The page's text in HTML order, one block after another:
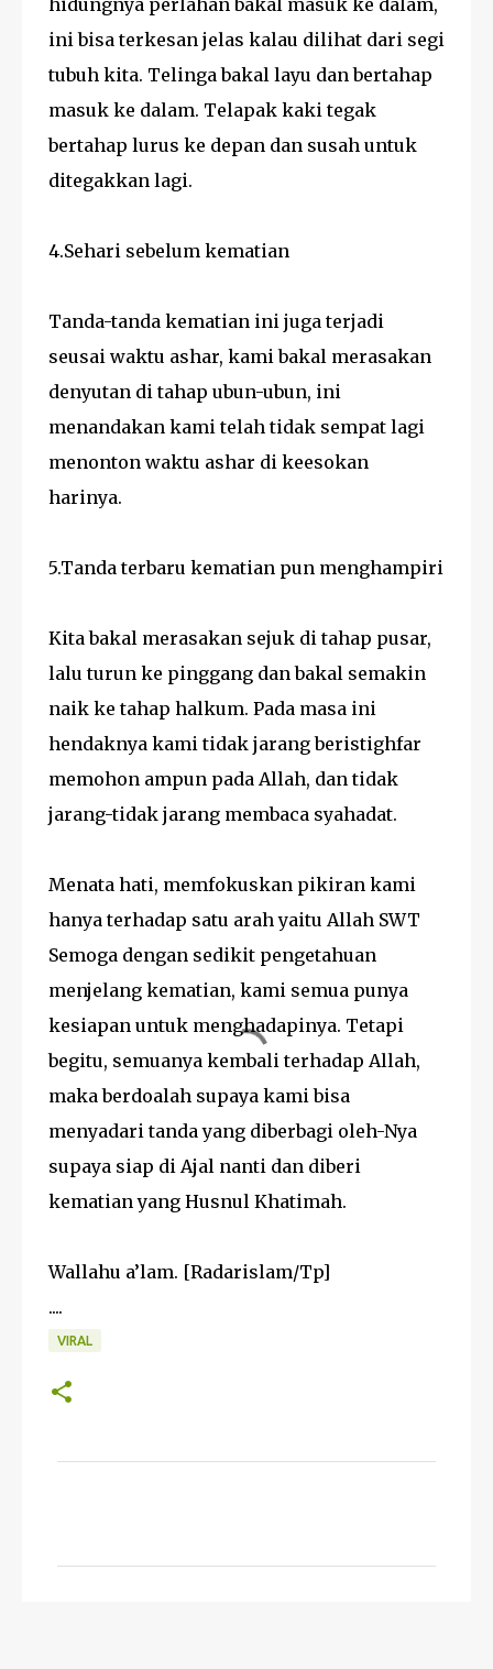
hidungnya perlahan bakal masuk ke dalam,
ini bisa terkesan jelas kalau dilihat dari segi
tubuh kita. Telinga bakal layu dan bertahap
masuk ke dalam. Telapak kaki tegak
bertahap lurus ke depan dan susah untuk
ditegakkan lagi.
4.Sehari sebelum kematian
Tanda-tanda kematian ini juga terjadi
seusai waktu ashar, kami bakal merasakan
denyutan di tahap ubun-ubun, ini
menandakan kami telah tidak sempat lagi
menonton waktu ashar di keesokan
harinya.
5.Tanda terbaru kematian pun menghampiri
Kita bakal merasakan sejuk di tahap pusar,
lalu turun ke pinggang dan bakal semakin
naik ke tahap halkum. Pada masa ini
hendaknya kami tidak jarang beristighfar
memohon ampun pada Allah, dan tidak
jarang-tidak jarang membaca syahadat.
Menata hati, memfokuskan pikiran kami
hanya terhadap satu arah yaitu Allah SWT
Semoga dengan sedikit pengetahuan
menjelang kematian, kami semua punya
kesiapan untuk menghadapinya. Tetapi
begitu, semuanya kembali terhadap Allah,
maka berdoalah supaya kami bisa
menyadari tanda yang diberbagi oleh-Nya
supaya siap di Ajal nanti dan diberi
kematian yang Husnul Khatimah.
Wallahu a’lam. [Radarislam/Tp]
....
VIRAL